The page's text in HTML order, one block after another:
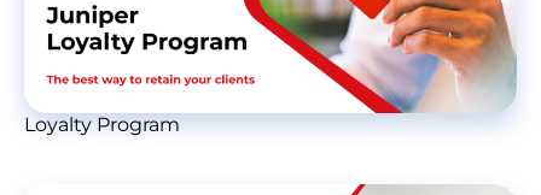
Loyalty Program